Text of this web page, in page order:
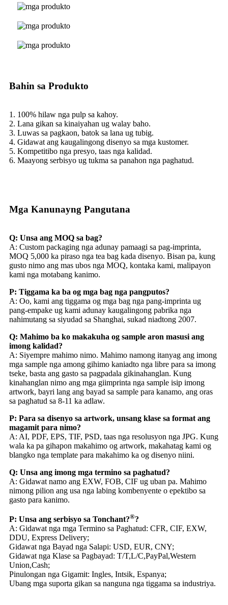
Bahin sa Produkto
1. 100% hilaw nga pulp sa kahoy.
2. Lana gikan sa kinaiyahan ug walay baho.
3. Luwas sa pagkaon, batok sa lana ug tubig.
4. Gidawat ang kaugalingong disenyo sa mga kustomer.
5. Kompetitibo nga presyo, taas nga kalidad.
6. Maayong serbisyo ug tukma sa panahon nga paghatud.
Mga Kanunayng Pangutana
Q: Unsa ang MOQ sa bag?
A: Custom packaging nga adunay pamaagi sa pag-imprinta,
MOQ 5,000 ka piraso nga tea bag kada disenyo. Bisan pa, kung
gusto nimo ang mas ubos nga MOQ, kontaka kami, malipayon
kami nga motabang kanimo.
P: Tiggama ka ba og mga bag nga pangputos?
A: Oo, kami ang tiggama og mga bag nga pang-imprinta ug
pang-empake ug kami adunay kaugalingong pabrika nga
nahimutang sa siyudad sa Shanghai, sukad niadtong 2007.
Q: Mahimo ba ko makakuha og sample aron masusi ang
imong kalidad?
A: Siyempre mahimo nimo. Mahimo namong itanyag ang imong
mga sample nga among gihimo kaniadto nga libre para sa imong
tseke, basta ang gasto sa pagpadala gikinahanglan. Kung
kinahanglan nimo ang mga giimprinta nga sample isip imong
artwork, bayri lang ang bayad sa sample para kanamo, ang oras
sa paghatud sa 8-11 ka adlaw.
P: Para sa disenyo sa artwork, unsang klase sa format ang
magamit para nimo?
A: AI, PDF, EPS, TIF, PSD, taas nga resolusyon nga JPG. Kung
wala ka pa gihapon makahimo og artwork, makahatag kami og
blangko nga template para makahimo ka og disenyo niini.
Q: Unsa ang imong mga termino sa paghatud?
A: Gidawat namo ang EXW, FOB, CIF ug uban pa. Mahimo
nimong pilion ang usa nga labing kombenyente o epektibo sa
gasto para kanimo.
P: Unsa ang serbisyo sa Tonchant?®?
A: Gidawat nga mga Termino sa Paghatud: CFR, CIF, EXW,
DDU, Express Delivery;
Gidawat nga Bayad nga Salapi: USD, EUR, CNY;
Gidawat nga Klase sa Pagbayad: T/T,L/C,PayPal,Western
Union,Cash;
Pinulongan nga Gigamit: Ingles, Intsik, Espanya;
Ubang mga suporta gikan sa nanguna nga tiggama sa industriya.